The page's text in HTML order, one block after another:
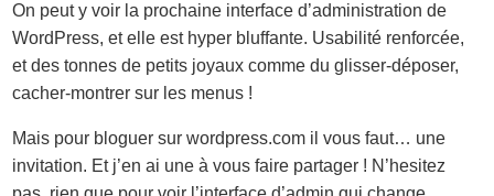
On peut y voir la prochaine interface d’administration de
WordPress, et elle est hyper bluffante. Usabilité renforcée,
et des tonnes de petits joyaux comme du glisser-déposer,
cacher-montrer sur les menus !
Mais pour bloguer sur wordpress.com il vous faut… une
invitation. Et j’en ai une à vous faire partager ! N’hesitez